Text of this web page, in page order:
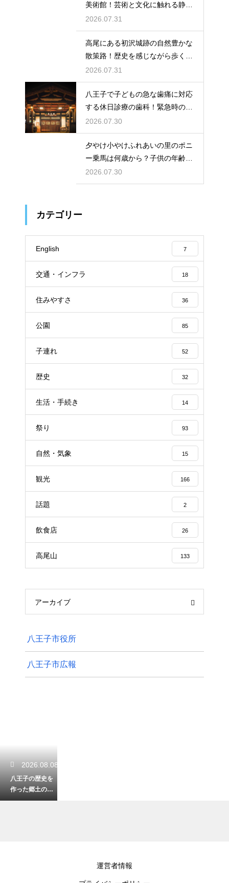
美術館！芸術と文化に触れる静か
なひと時
2026.07.31
高尾にある初沢城跡の自然豊かな
散策路！歴史を感じながら歩くハ
イキング
2026.07.31
八王子で子どもの急な歯痛に対応
する休日診療の歯科！緊急時の強
い味方
2026.07.30
夕やけ小やけふれあいの里のポニ
ー乗馬は何歳から？子供の年齢と
利用条件
2026.07.30
カテゴリー
English 7
交通・インフラ 18
住みやすさ 36
公園 85
子連れ 52
歴史 32
生活・手続き 14
祭り 93
自然・気象 15
観光 166
話題 2
飲食店 26
高尾山 133
アーカイブ
八王子市役所
八王子市広報
2026.08.08
八王子の歴史を
作った郷土の偉
人の一覧を紹
運営者情報